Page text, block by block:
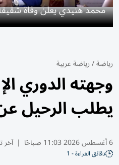
محمد هنيدي يعلن وفاة شقيقه
رياضة/رياضة عربية
وجهته الدوري
يطلب الرحيل
6 أغسطس 2026 11:03 صباحًا |
دقائق القراءة - 1